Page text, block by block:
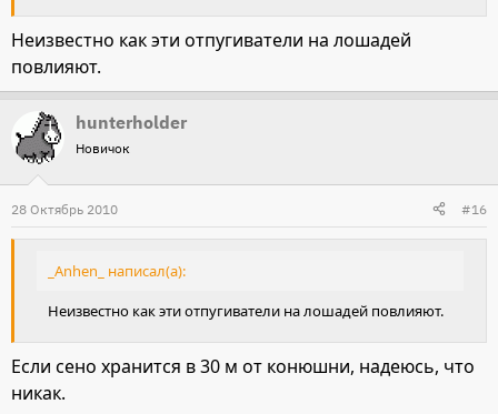
Неизвестно как эти отпугиватели на лошадей
повлияют.
hunterholder
Новичок
28 Октябрь 2010 #16
_Anhen_ написал(а):
Неизвестно как эти отпугиватели на лошадей повлияют.
Если сено хранится в 30 м от конюшни, надеюсь, что
никак.